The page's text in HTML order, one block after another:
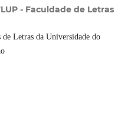
- Faculdade de Letras
Letras da Universidade do